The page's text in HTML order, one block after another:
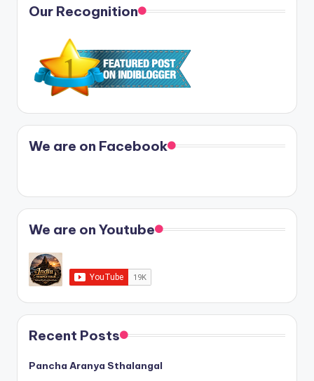
Our Recognition
We are on Facebook
We are on Youtube
Recent Posts
Pancha Aranya Sthalangal